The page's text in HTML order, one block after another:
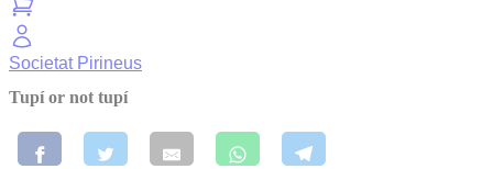
Societat Pirineus
Tupí or not tupí